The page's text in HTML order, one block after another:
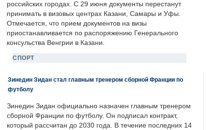
российских городах. С 29 июня документы перестанут
принимать в визовых центрах Казани, Самары и Уфы.
Отмечается, что прием документов на визы
приостанавливается по распоряжению Генерального
консульства Венгрии в Казани.
СПОРТ
Зинедин Зидан стал главным тренером сборной Франции по
футболу
Зинедин Зидан официально назначен главным тренером
сборной Франции по футболу. Он подписал контракт,
который рассчитан до 2030 года. В течение последних 14